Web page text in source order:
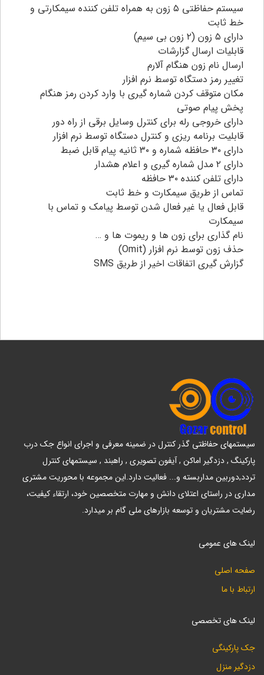
سیستم حفاظتی ۵ زون به همراه تلفن کننده سیمکارتی و
خط ثابت
دارای ۵ زون (۲ زون بی سیم)
قابلیات ارسال گزارشات
ارسال نام زون هنگام آلارم
تغییر رمز دستگاه توسط نرم افزار
مکان متوقف کردن شماره گیری با وارد کردن رمز هنگام
پخش پیام صوتی
دارای خروجی رله برای کنترل وسایل برقی از راه دور
قابلیت برنامه ریزی و کنترل دستگاه توسط نرم افزار
دارای ۳۰ حافظه شماره و ۳۰ ثانیه پیام قابل ضبط
دارای ۲ مدل شماره گیری و اعلام هشدار
دارای تلفن کننده ۳۰ حافظه
تماس از طریق سیمکارت و خط ثابت
قابل فعال یا غیر فعال شدن توسط پیامک و تماس با
سیمکارت
نام گذاری برای زون ها و ریموت ها و …
حذف زون توسط نرم افزار (Omit)
گزارش گیری اتفاقات اخیر از طریق SMS
سیستمهای حفاظتی گذر کنترل در ضمینه معرفی و اجرای انواع جک درب
پارکینگ , دزدگیر اماکن , آیفون تصویری , راهبند , سیستمهای کنترل
تردد,دوربین مداربسته و... فعالیت دارد.این مجموعه با محوریت مشتری
مداری در راستای اعتلای دانش و مهارت متخصصین خود، ارتقاء کیفیت،
رضایت مشتریان و توسعه بازارهای ملی گام بر میدارد.
لینک های عمومی
صفحه اصلی
ارتباط با ما
لینک های تخصصی
جک پارکینگی
دزدگیر منزل